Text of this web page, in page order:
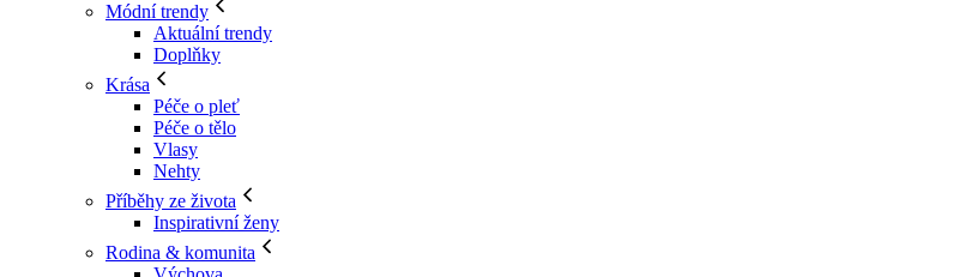
Módní trendy
Aktuální trendy
Doplňky
Krása
Péče o pleť
Péče o tělo
Vlasy
Nehty
Příběhy ze života
Inspirativní ženy
Rodina & komunita